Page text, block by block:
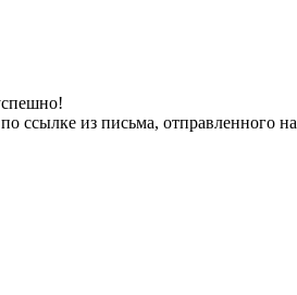
ссылке из письма, отправленного на